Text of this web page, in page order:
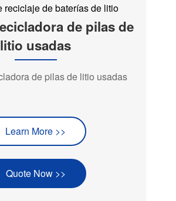
reciclaje de baterías de litio
de pilas de
litio usadas
de pilas de litio usadas
Learn More >>
Quote Now >>